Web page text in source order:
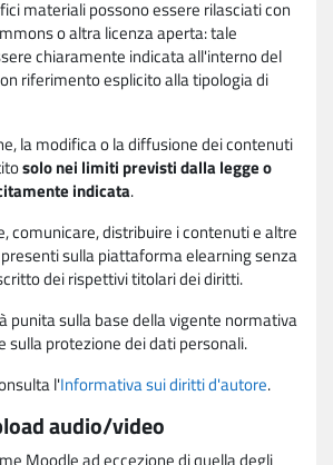
materiali possono essere rilasciati con
o altra licenza aperta: tale
chiaramente indicata all'interno del
riferimento esplicito alla tipologia di
la modifica o la diffusione dei contenuti
solo nei limiti previsti dalla legge o
indicata.
comunicare, distribuire i contenuti e altre
sulla piattaforma elearning senza
dei rispettivi titolari dei diritti.
punita sulla base della vigente normativa
sulla protezione dei dati personali.
l'Informativa sui diritti d'autore.
audio/video
Moodle ad eccezione di quella degli